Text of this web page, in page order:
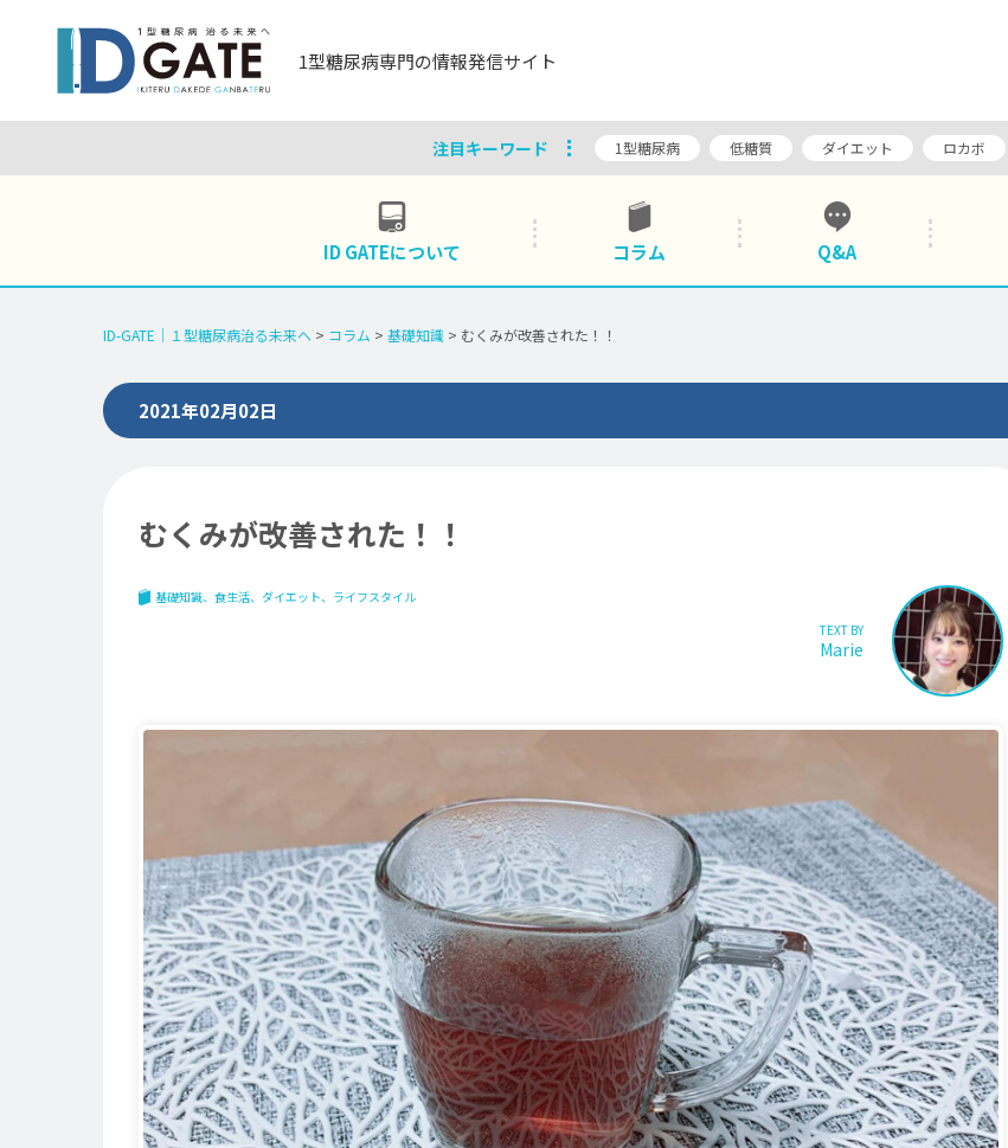
1型糖尿病専門の情報発信サイト
注目キーワード 1型糖尿病 低糖質 ダイエット ロカボ
ID GATEについて コラム Q&A
ID-GATE｜１型糖尿病治る未来へ > コラム > 基礎知識 > むくみが改善された！！
2021年02月02日
むくみが改善された！！
基礎知識 食生活 ダイエット
ライフスタイル
TEXT BY
Marie